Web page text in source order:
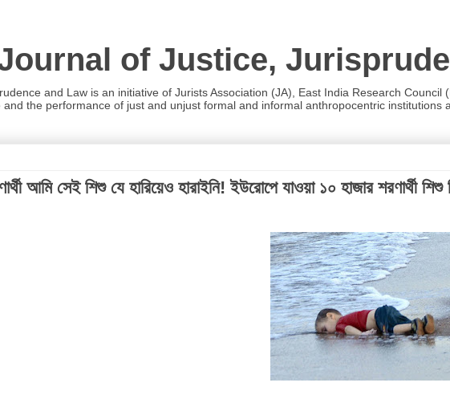
of Justice,
and Law is an initiative of Jurists Association (JA), East India Research
the performance of just and unjust formal and informal anthropocentric
আমি সেই শিশু যে হারিয়েও হারাইনি! ইউরোপে যাওয়া ১০ হাজার শরণার্থী